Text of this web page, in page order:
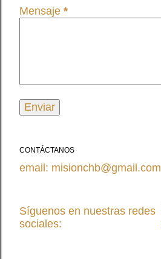
Mensaje *
CONTÁCTANOS
email: misionchb@gmail.com
Síguenos en nuestras redes
sociales: